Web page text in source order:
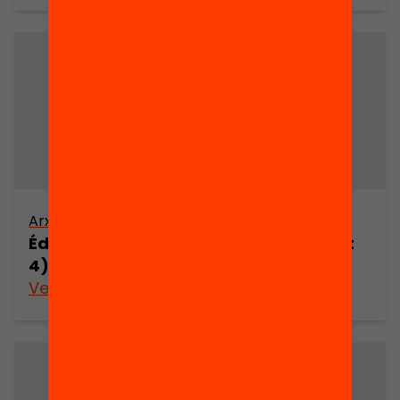
Arxiu
Éducateurs et enfance en risque (part
4)
Veure’n més